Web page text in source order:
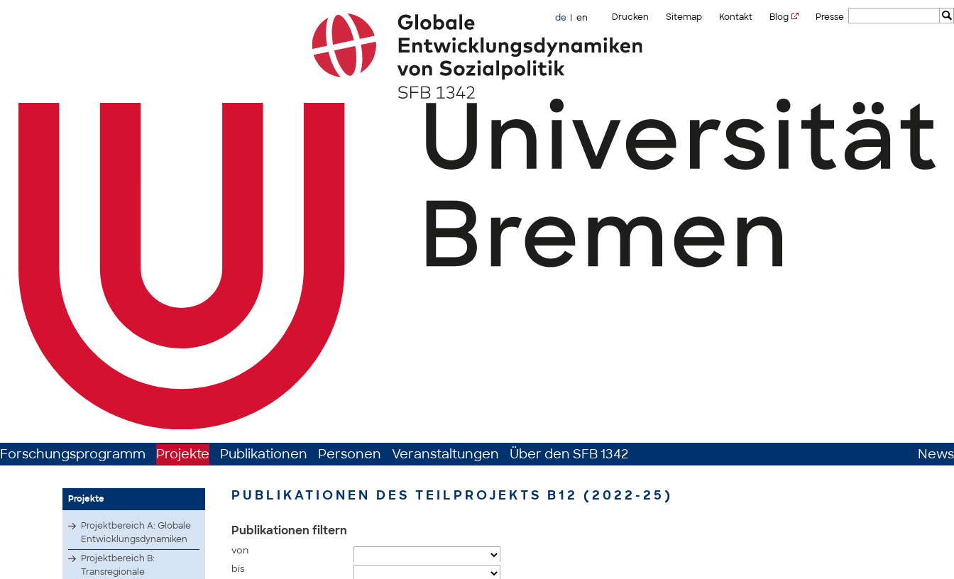
de en Drucken Sitemap Kontakt Blog Presse
Forschungsprogramm Projekte Publikationen Personen Veranstaltungen Über den SFB 1342 News
Projekte
Projektbereich A: Globale
Entwicklungsdynamiken
Projektbereich B:
Transregionale
PUBLIKATIONEN DES TEILPROJEKTS B12 (2022-25)
Publikationen filtern
von
bis